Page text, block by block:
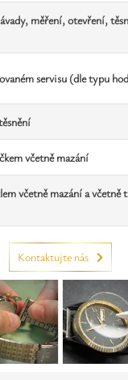
měření, otevření,
servisu (dle typu
včetně mazání
včetně mazání a včetně
Kontaktujte nás